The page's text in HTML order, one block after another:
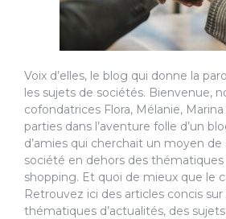
Voix d’elles, le blog qui donne la
les sujets de sociétés. Bienvenue,
cofondatrices Flora, Mélanie,
parties dans l’aventure folle d’un
d’amies qui cherchait un moyen de
société en dehors des
shopping. Et quoi de mieux que le
Retrouvez ici des articles concis sur
thématiques d’actualités, des